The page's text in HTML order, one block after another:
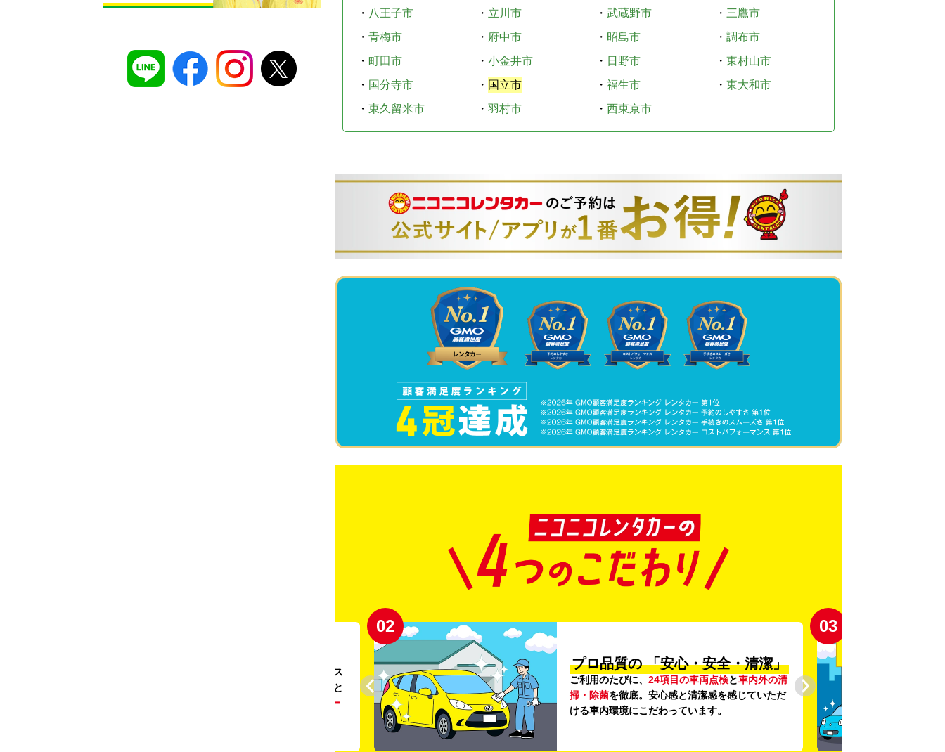
・ 八王子市 ・ 立川市 ・ 武蔵野市 ・ 三鷹市
・ 青梅市 ・ 府中市 ・ 昭島市 ・ 調布市
・ 町田市 ・ 小金井市 ・ 日野市 ・ 東村山市
・ 国分寺市 ・ 国立市 ・ 福生市 ・ 東大和市
・ 東久留米市 ・ 羽村市 ・ 西東京市
。ガソリンス
タンドや整備工場の既存インフラを活用すること
リー
02
プロ品質の 「安心・安全・清潔」
ご利用のたびに、 24項目の車両点検と車内外の清
掃・除菌を徹底。安心感と清潔感を感じていただ
ける車内環境にこだわっています。
03